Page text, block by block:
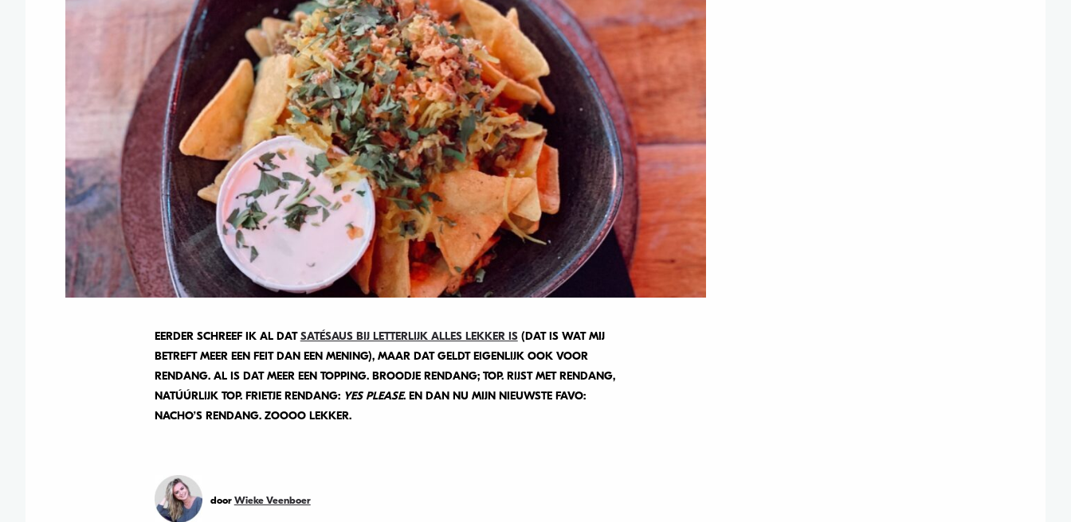
EERDER SCHREEF IK AL DATSATÉSAUS BIJ LETTERLIJK ALLES LEKKER IS(DAT IS WAT MIJ
BETREFT MEER EEN FEIT DAN EEN MENING), MAAR DAT GELDT EIGENLIJK OOK VOOR
RENDANG. AL IS DAT MEER EEN TOPPING. BROODJE RENDANG; TOP. RIJST MET RENDANG,
NATÚÚRLIJK TOP. FRIETJE RENDANG: YES PLEASE. EN DAN NU MIJN NIEUWSTE FAVO:
NACHO’S RENDANG. ZOOOO LEKKER.
door Wieke Veenboer